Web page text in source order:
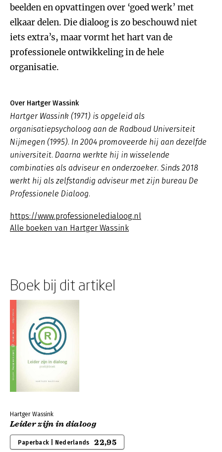
beelden en opvattingen over ‘goed werk’ met
elkaar delen. Die dialoog is zo beschouwd niet
iets extra’s, maar vormt het hart van de
professionele ontwikkeling in de hele
organisatie.
Over Hartger Wassink
Hartger Wassink (1971) is opgeleid als
organisatiepsycholoog aan de Radboud Universiteit
Nijmegen (1995). In 2004 promoveerde hij aan dezelfde
universiteit. Daarna werkte hij in wisselende
combinaties als adviseur en onderzoeker. Sinds 2018
werkt hij als zelfstandig adviseur met zijn bureau De
Professionele Dialoog.
https://www.professioneledialoog.nl
Alle boeken van Hartger Wassink
Boek bij dit artikel
Hartger Wassink
Leider zijn in dialoog
Paperback | Nederlands 22,95